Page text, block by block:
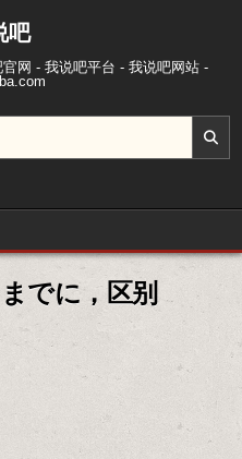
吧
网 - 我说吧平台 - 我说吧网站 -
でに，区别